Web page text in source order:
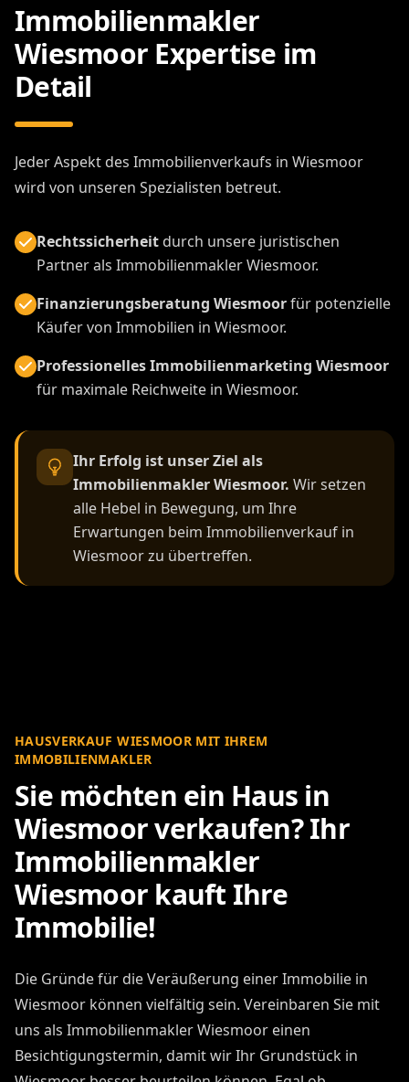
Immobilienmakler
Wiesmoor Expertise im
Detail
Jeder Aspekt des Immobilienverkaufs in Wiesmoor
wird von unseren Spezialisten betreut.
Rechtssicherheitdurch unsere juristischen
Partner als Immobilienmakler Wiesmoor.
Finanzierungsberatung Wiesmoorfür potenzielle
Käufer von Immobilien in Wiesmoor.
Professionelles Immobilienmarketing Wiesmoor
für maximale Reichweite in Wiesmoor.
Ihr Erfolg ist unser Ziel als
Immobilienmakler Wiesmoor. Wir setzen
alle Hebel in Bewegung, um Ihre
Erwartungen beim Immobilienverkauf in
Wiesmoor zu übertreffen.
HAUSVERKAUF WIESMOOR MIT IHREM
IMMOBILIENMAKLER
Sie möchten ein Haus in
Wiesmoor verkaufen? Ihr
Immobilienmakler
Wiesmoor kauft Ihre
Immobilie!
Die Gründe für die Veräußerung einer Immobilie in
Wiesmoor können vielfältig sein. Vereinbaren Sie mit
uns als Immobilienmakler Wiesmoor einen
Besichtigungstermin, damit wir Ihr Grundstück in